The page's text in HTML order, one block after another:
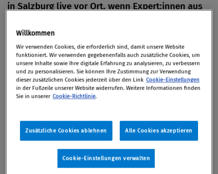
in Salzburg live vor Ort, wenn Expert:innen aus
Entwicklungen und wesentliche Aspekte des
„Social“ diskutieren. Organisiert wird die
Veranstaltung von unserem Netzwerkpartner
Taylor Wessing und der Salzburg AG.
VonRedaktion
ESG wird häufig mit Umwelt- und Klimathemen in
Verbindung gebracht. Während Umweltthemen („E“)
Willkommen
Wir verwenden Cookies, die erforderlich sind, damit unsere Website
funktioniert. Wir verwenden gegebenenfalls auch zusätzliche Cookies, um
unsere Inhalte sowie Ihre digitale Erfahrung zu analysieren, zu verbessern
und zu personalisieren. Sie können Ihre Zustimmung zur Verwendung
dieser zusätzlichen Cookies jederzeit über den Link Cookie-Einstellungen
in der Fußzeile unserer Website widerrufen. Weitere Informationen finden
Sie in unserer Cookie-Richtlinie.
Zusätzliche Cookies ablehnen Alle Cookies akzeptieren
Cookie-Einstellungen verwalten